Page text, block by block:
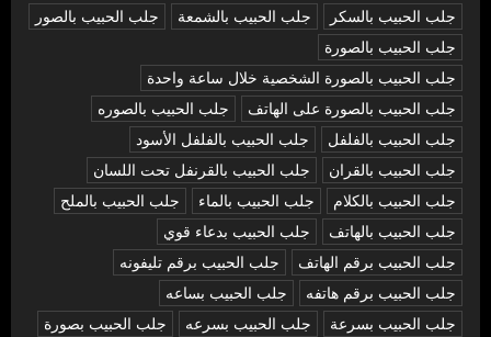
جلب الحبيب بالسكر
جلب الحبيب بالشمعة
جلب الحبيب بالصور
جلب الحبيب بالصورة
جلب الحبيب بالصورة الشخصية خلال ساعة واحدة
جلب الحبيب بالصورة على الهاتف
جلب الحبيب بالصوره
جلب الحبيب بالفلفل
جلب الحبيب بالفلفل الأسود
جلب الحبيب بالقران
جلب الحبيب بالقرنفل تحت اللسان
جلب الحبيب بالكلام
جلب الحبيب بالماء
جلب الحبيب بالملح
جلب الحبيب بالهاتف
جلب الحبيب بدعاء قوي
جلب الحبيب برقم الهاتف
جلب الحبيب برقم تليفونه
جلب الحبيب برقم هاتفه
جلب الحبيب بساعه
جلب الحبيب بسرعة
جلب الحبيب بسرعه
جلب الحبيب بصورة